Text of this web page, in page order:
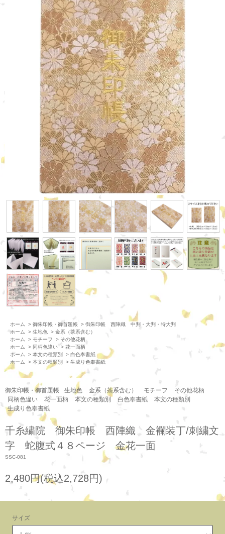
ホーム > 御朱印帳・御首題帳 > 御朱印帳 西陣織 中判・大判・特大判
ホーム
> 生地色 > 金系（茶系含む）
ホーム
> モチーフ > その他花柄
ホーム
> 同柄色違い > 花一面柄
ホーム
> 本文の種類別 > 白色奉書紙
ホーム
> 本文の種類別 > 生成り色奉書紙
御朱印帳・御首題帳 生地色 金系（茶系含む） モチーフ
その他花柄
同柄色違い
花一面柄 本文の種類別 白色奉書紙
本文の種類別
生成り色奉書紙
千糸繍院 御朱印帳 西陣織 金襴装丁/刺繍文
字 蛇腹式４８ページ 金花一面
SSC-081
2,480円(税込2,728円)
サイズ